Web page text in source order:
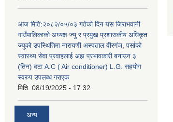
आज मिति:२०८२/०५/०३ गतेको दिन यस जिराभवानी
गाउँपालिकाको अध्यक्ष ज्यु र प्रमुख प्रशासकीय अधिकृत
ज्युको उपस्थितिमा नारायणी अस्पताल वीरगंज, पर्साको
स्वास्थ्य सेवा प्रवाहलाई अझ प्रभावकारी बनाउन ३
(तिन) वटा A.C ( Air conditioner) L.G. सहयाेग
स्वरुप उपलब्ध गराएक
मिति: 08/19/2025 - 17:32
अन्य